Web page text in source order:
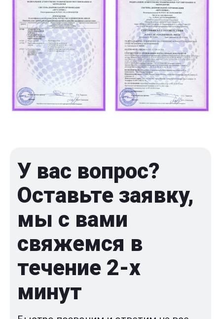
У вас вопрос?
Оставьте заявку,
мы с вами
свяжемся в
течение 2-x
минут